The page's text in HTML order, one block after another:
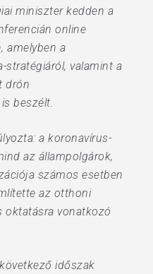
miniszter kedden a
online
amelyben a
stratégiáról, valamint a
drón
beszélt.
a koronavírus-
az állampolgárok,
számos esetben
az otthoni
oktatásra vonatkozó
időszak